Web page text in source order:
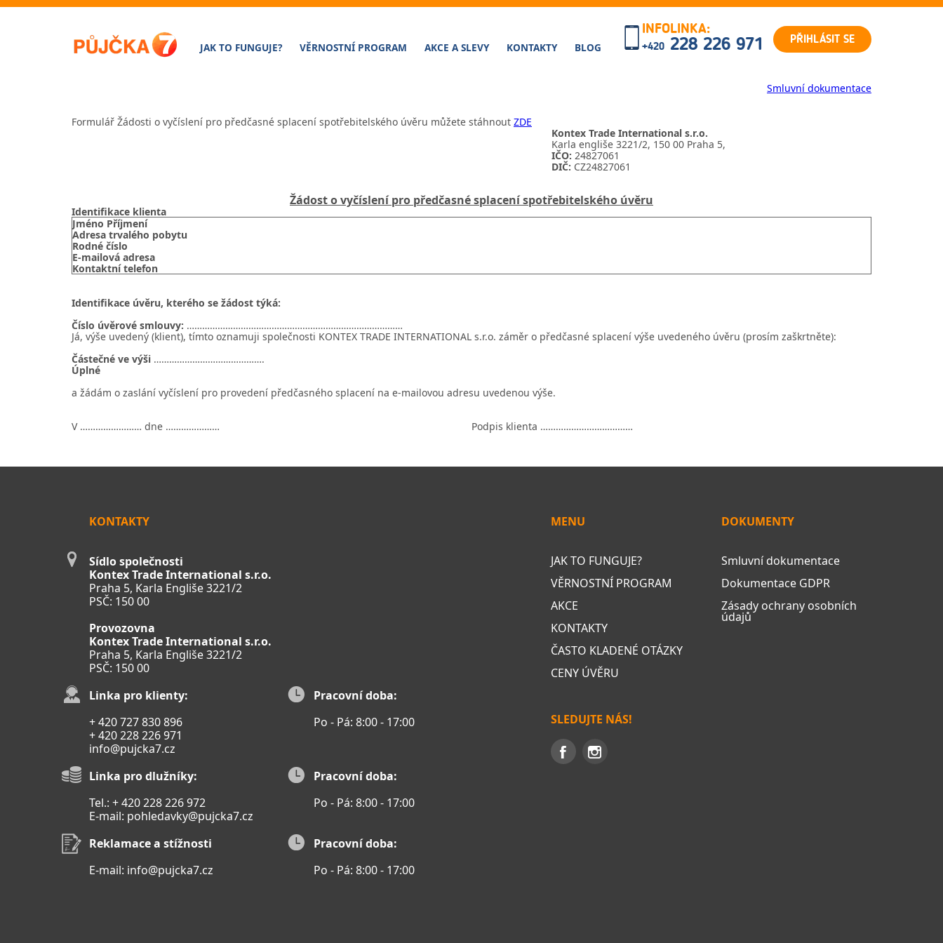
INFOLINKA:
+420 228 226 971 PŘIHLÁSIT SE
JAK TO FUNGUJE? VĚRNOSTNÍ PROGRAM AKCE A SLEVY KONTAKTY BLOG
Smluvní dokumentace
Formulář Žádosti o vyčíslení pro předčasné splacení spotřebitelského úvěru můžete stáhnout ZDE
Kontex Trade International s.r.o.
Karla engliše 3221/2, 150 00 Praha 5,
IČO: 24827061
DIČ: CZ24827061
Žádost o vyčíslení pro předčasné splacení spotřebitelského úvěru
Identifikace klienta
Jméno Příjmení
Adresa trvalého pobytu
Rodné číslo
E-mailová adresa
Kontaktní telefon
Identifikace úvěru, kterého se žádost týká:
Číslo úvěrové smlouvy: …………………………………………………………………………
Já, výše uvedený (klient), tímto oznamuji společnosti KONTEX TRADE INTERNATIONAL s.r.o. záměr o předčasné splacení výše uvedeného úvěru (prosím zaškrtněte):
Částečné ve výši …………………………………….
Úplné
a žádám o zaslání vyčíslení pro provedení předčasného splacení na e-mailovou adresu uvedenou výše.
V …………………… dne ………………… Podpis klienta ………………………………
KONTAKTY
Sídlo společnosti
Kontex Trade International s.r.o.
Praha 5, Karla Engliše 3221/2
PSČ: 150 00
Provozovna
Kontex Trade International s.r.o.
Praha 5, Karla Engliše 3221/2
PSČ: 150 00
Linka pro klienty:
+ 420 727 830 896
+ 420 228 226 971
info@pujcka7.cz
Pracovní doba:
Po - Pá: 8:00 - 17:00
Linka pro dlužníky:
Tel.: + 420 228 226 972
E-mail: pohledavky@pujcka7.cz
Pracovní doba:
Po - Pá: 8:00 - 17:00
Reklamace a stížnosti
E-mail: info@pujcka7.cz
Pracovní doba:
Po - Pá: 8:00 - 17:00
MENU
JAK TO FUNGUJE?
VĚRNOSTNÍ PROGRAM
AKCE
KONTAKTY
ČASTO KLADENÉ OTÁZKY
CENY ÚVĚRU
DOKUMENTY
Smluvní dokumentace
Dokumentace GDPR
Zásady ochrany osobních
údajů
SLEDUJTE NÁS!